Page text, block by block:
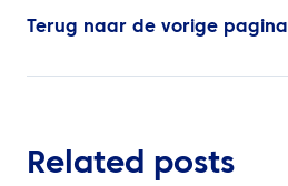
Terug naar de vorige pagina
Related posts